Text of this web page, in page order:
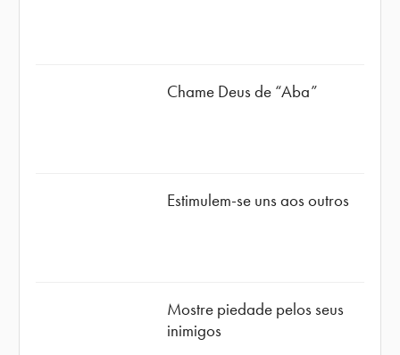
Chame Deus de “Aba”
Estimulem-se uns aos outros
Mostre piedade pelos seus
inimigos